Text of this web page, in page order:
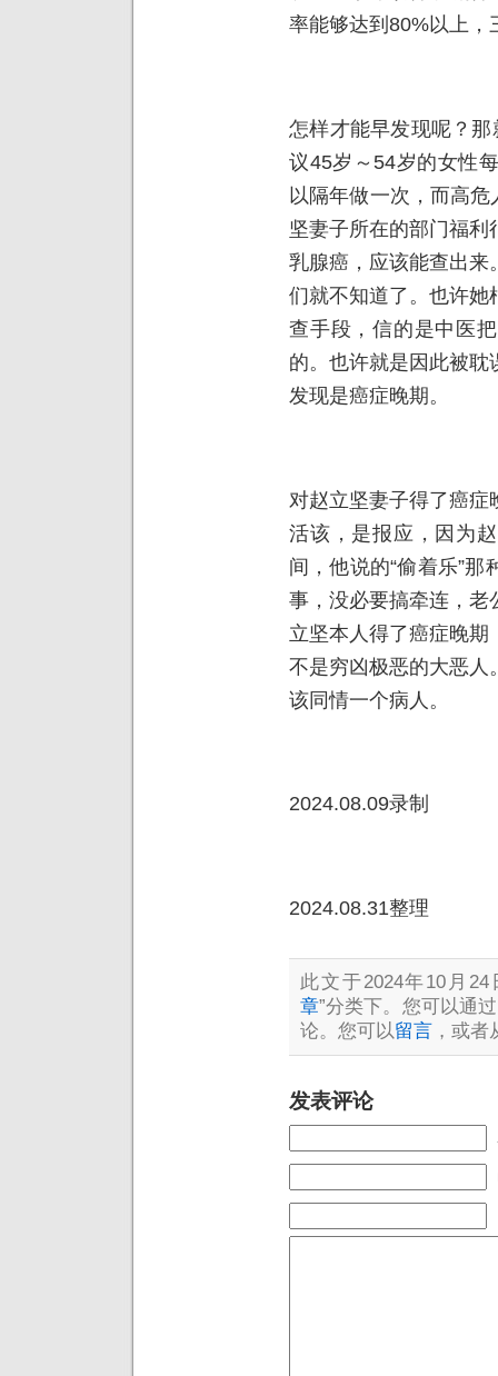
率能够达到80%以上，
怎样才能早发现呢？
议45岁～54岁的女性
以隔年做一次，而高
坚妻子所在的部门福
乳腺癌，应该能查出来
们就不知道了。也许她
查手段，信的是中医
的。也许就是因此被
发现是癌症晚期。
对赵立坚妻子得了癌
活该，是报应，因为
间，他说的“偷着乐”
事，没必要搞牵连，老
立坚本人得了癌症晚
不是穷凶极恶的大恶人
该同情一个病人。
2024.08.09录制
2024.08.31整理
此文于2024年10月
章”分类下。您可以通过
论。您可以留言 ，或
发表评论